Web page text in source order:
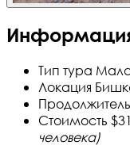
Тип тура
Локация
Стоимость
человека)